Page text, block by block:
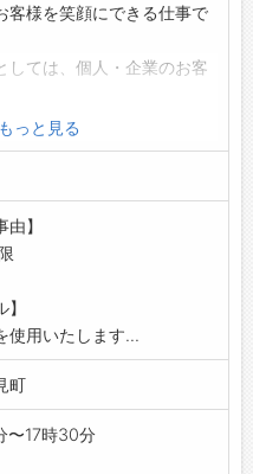
客様を笑顔にできる仕事で
しては、個人・企業のお客
いたします。
で30キロですが、10キロ以
)を使用してお届けいたしま
もっと見る
】
使用いたします...
町
〜17時30分